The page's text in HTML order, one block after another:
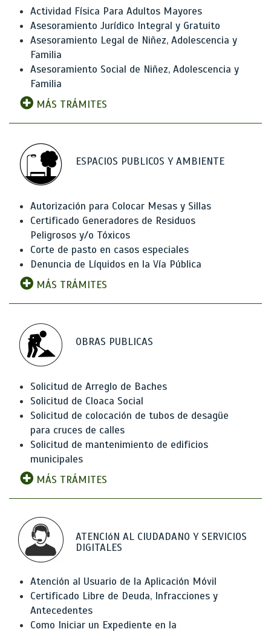
Actividad Física Para Adultos Mayores
Asesoramiento Jurídico Integral y Gratuito
Asesoramiento Legal de Niñez, Adolescencia y
Familia
Asesoramiento Social de Niñez, Adolescencia y
Familia
MÁS TRÁMITES
ESPACIOS PUBLICOS Y AMBIENTE
Autorización para Colocar Mesas y Sillas
Certificado Generadores de Residuos
Peligrosos y/o Tóxicos
Corte de pasto en casos especiales
Denuncia de Líquidos en la Vía Pública
MÁS TRÁMITES
OBRAS PUBLICAS
Solicitud de Arreglo de Baches
Solicitud de Cloaca Social
Solicitud de colocación de tubos de desagüe
para cruces de calles
Solicitud de mantenimiento de edificios
municipales
MÁS TRÁMITES
ATENCIóN AL CIUDADANO Y SERVICIOS
DIGITALES
Atención al Usuario de la Aplicación Móvil
Certificado Libre de Deuda, Infracciones y
Antecedentes
Como Iniciar un Expediente en la